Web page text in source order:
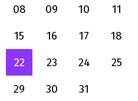
08
09 10 11
15
16 17 18
22
23 24 25
29
30 31